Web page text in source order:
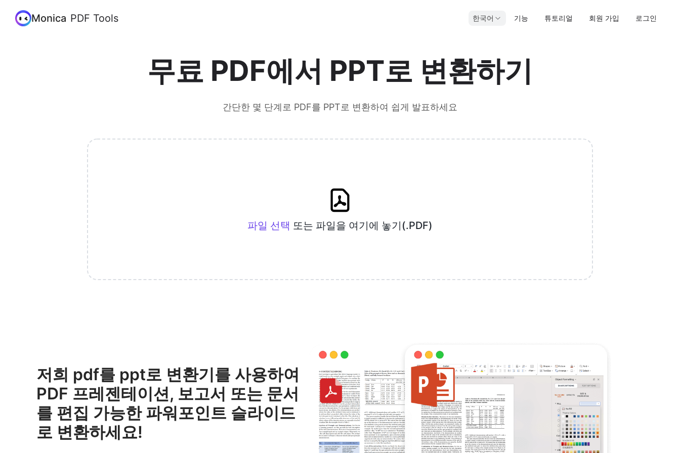
Monica PDF Tools 한국어 기능 튜토리얼 회원 가입 로그인
무료 PDF에서 PPT로 변환하기
간단한 몇 단계로 PDF를 PPT로 변환하여 쉽게 발표하세요
파일 선택 또는 파일을 여기에 놓기(.PDF)
저희 pdf를 ppt로 변환기를 사용하여
PDF 프레젠테이션, 보고서 또는 문서
를 편집 가능한 파워포인트 슬라이드
로 변환하세요!